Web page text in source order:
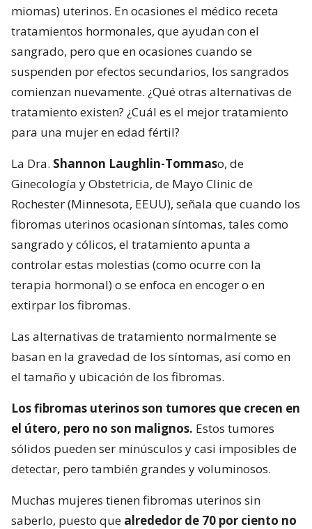
miomas) uterinos. En ocasiones el médico receta
tratamientos hormonales, que ayudan con el
sangrado, pero que en ocasiones cuando se
suspenden por efectos secundarios, los sangrados
comienzan nuevamente. ¿Qué otras alternativas de
tratamiento existen? ¿Cuál es el mejor tratamiento
para una mujer en edad fértil?
La Dra. Shannon Laughlin-Tommaso, de
Ginecología y Obstetricia, de Mayo Clinic de
Rochester (Minnesota, EEUU), señala que cuando los
fibromas uterinos ocasionan síntomas, tales como
sangrado y cólicos, el tratamiento apunta a
controlar estas molestias (como ocurre con la
terapia hormonal) o se enfoca en encoger o en
extirpar los fibromas.
Las alternativas de tratamiento normalmente se
basan en la gravedad de los síntomas, así como en
el tamaño y ubicación de los fibromas.
Los fibromas uterinos son tumores que crecen en
el útero, pero no son malignos. Estos tumores
sólidos pueden ser minúsculos y casi imposibles de
detectar, pero también grandes y voluminosos.
Muchas mujeres tienen fibromas uterinos sin
saberlo, puesto que alrededor de 70 por ciento no